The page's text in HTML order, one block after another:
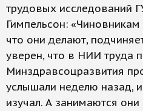
трудовых исследований
Гимпельсон: «Чиновникам
что они делают,
уверен, что в НИИ труда
Минздравсоцразвития
услышали неделю назад,
изучал. А занимаются